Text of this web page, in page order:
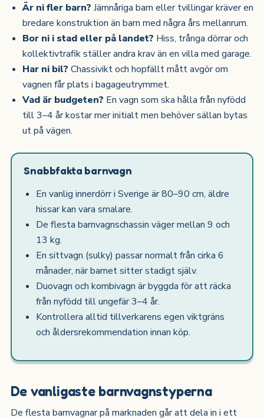
Är ni fler barn? Jämnåriga barn eller tvillingar kräver en
bredare konstruktion än barn med några års mellanrum.
Bor ni i stad eller på landet? Hiss, trånga dörrar och
kollektivtrafik ställer andra krav än en villa med garage.
Har ni bil? Chassivikt och hopfällt mått avgör om
vagnen får plats i bagageutrymmet.
Vad är budgeten? En vagn som ska hålla från nyfödd
till 3–4 år kostar mer initialt men behöver sällan bytas
ut på vägen.
Snabbfakta barnvagn
En vanlig innerdörr i Sverige är 80–90 cm, äldre
hissar kan vara smalare.
De flesta barnvagnschassin väger mellan 9 och
13 kg.
En sittvagn (sulky) passar normalt från cirka 6
månader, när barnet sitter stadigt själv.
Duovagn och kombivagn är byggda för att räcka
från nyfödd till ungefär 3–4 år.
Kontrollera alltid tillverkarens egen viktgräns
och åldersrekommendation innan köp.
De vanligaste barnvagnstyperna
De flesta barnvagnar på marknaden går att dela in i ett